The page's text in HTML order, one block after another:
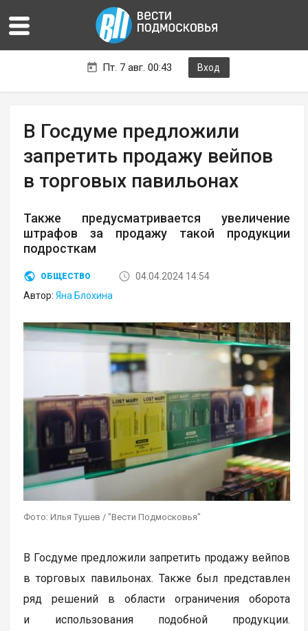
Пт. 7 авг. 00:43 Вход
В Госдуме предложили
запретить продажу вейпов
в торговых павильонах
Также предусматривается увеличение
штрафов за продажу такой продукции
подросткам
ОБЩЕСТВО
04.04.2024 14:54
Автор:Яна Блохина
Фото: Илья Тушев / "Вести Подмосковья"
В Госдуме предложили запретить продажу вейпов
в торговых павильонах. Также был представлен
ряд решений в области ограничения оборота
и использования подобной продукции.